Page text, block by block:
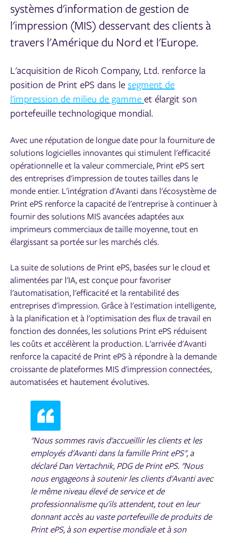
systèmes d'information de gestion de
l'impression (MIS) desservant des clients à
travers l'Amérique du Nord et l'Europe.
L'acquisition de Ricoh Company, Ltd. renforce la
position de Print ePS dans le segment de
l'impression de milieu de gamme et élargit son
portefeuille technologique mondial.
Avec une réputation de longue date pour la fourniture de
solutions logicielles innovantes qui stimulent l'efficacité
opérationnelle et la valeur commerciale, Print ePS sert
des entreprises d'impression de toutes tailles dans le
monde entier. L'intégration d'Avanti dans l'écosystème de
Print ePS renforce la capacité de l'entreprise à continuer à
fournir des solutions MIS avancées adaptées aux
imprimeurs commerciaux de taille moyenne, tout en
élargissant sa portée sur les marchés clés.
La suite de solutions de Print ePS, basées sur le cloud et
alimentées par l'IA, est conçue pour favoriser
l'automatisation, l'efficacité et la rentabilité des
entreprises d'impression. Grâce à l'estimation intelligente,
à la planification et à l'optimisation des flux de travail en
fonction des données, les solutions Print ePS réduisent
les coûts et accélèrent la production. L'arrivée d'Avanti
renforce la capacité de Print ePS à répondre à la demande
croissante de plateformes MIS d'impression connectées,
automatisées et hautement évolutives.
"Nous sommes ravis d'accueillir les clients et les
employés d'Avanti dans la famille Print ePS", a
déclaré Dan Vertachnik, PDG de Print ePS. "Nous
nous engageons à soutenir les clients d'Avanti avec
le même niveau élevé de service et de
professionnalisme qu'ils attendent, tout en leur
donnant accès au vaste portefeuille de produits de
Print ePS, à son expertise mondiale et à son